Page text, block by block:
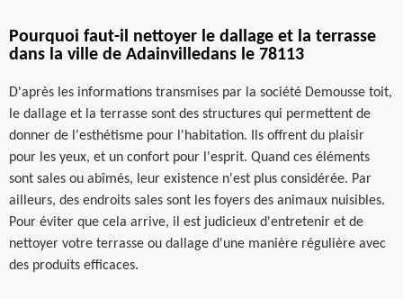
Pourquoi faut-il nettoyer le dallage et la terrasse
dans la ville de Adainvilledans le 78113
D'après les informations transmises par la société Demousse toit,
le dallage et la terrasse sont des structures qui permettent de
donner de l'esthétisme pour l'habitation. Ils offrent du plaisir
pour les yeux, et un confort pour l'esprit. Quand ces éléments
sont sales ou abîmés, leur existence n'est plus considérée. Par
ailleurs, des endroits sales sont les foyers des animaux nuisibles.
Pour éviter que cela arrive, il est judicieux d'entretenir et de
nettoyer votre terrasse ou dallage d'une manière régulière avec
des produits efficaces.